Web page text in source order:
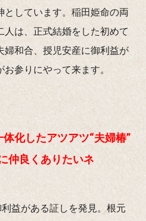
しています。稲田姫命の両
は、正式結婚をした初めて
婦和合、授児安産に御利益が
参りにやって来ます。
化したアツアツ“夫婦椿”
仲良くありたいネ
益がある証しを発見。根元